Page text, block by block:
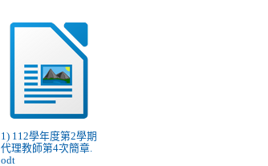
1) 112學年度第2學期
代理教師第4次簡章.
odt